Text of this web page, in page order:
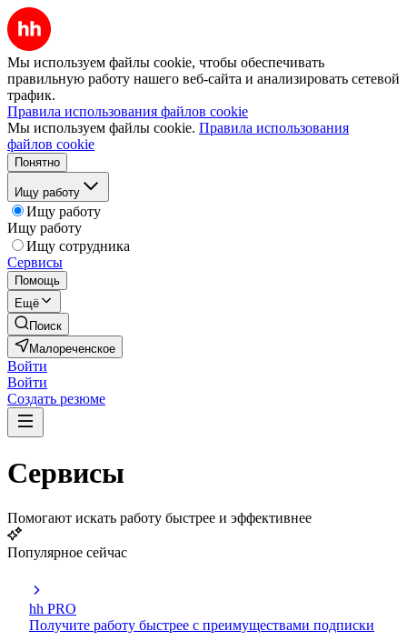
Мы используем файлы cookie, чтобы обеспечивать
правильную работу нашего веб-сайта и анализировать сетевой
трафик.
Правила использования файлов cookie
Мы используем файлы cookie. Правила использования
файлов cookie
Понятно
Ищу работу
Ищу работу
Ищу работу
Ищу сотрудника
Сервисы
Помощь
Ещё
Поиск
Малореченское
Войти
Войти
Создать резюме
Сервисы
Помогают искать работу быстрее и эффективнее
Популярное сейчас
hh PRO
Получите работу быстрее с преимуществами подписки